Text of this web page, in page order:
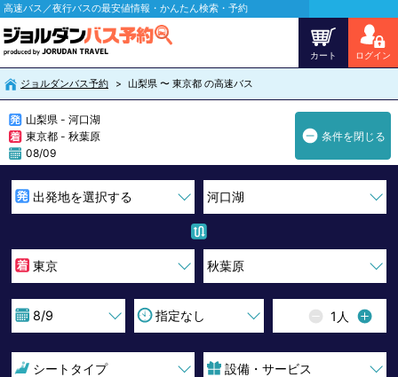
高速バス／夜行バスの最安値情報・かんたん検索・予約
カート ログイン
ジョルダンバス予約 山梨県 〜 東京都 の高速バス
山梨県 - 河口湖
東京都 - 秋葉原
08/09
条件を閉じる
1 人
シートタイプ 設備・サービス